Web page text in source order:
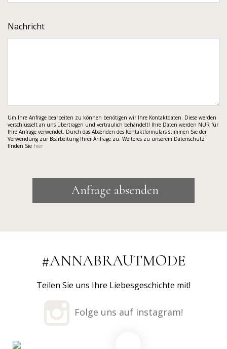
Nachricht
Um Ihre Anfrage bearbeiten zu können benötigen wir Ihre Kontaktdaten. Diese werden
verschlüsselt an uns übertragen und vertraulich behandelt! Ihre Daten werden NUR für
Ihre Anfrage verwendet. Durch das Absenden des Kontaktformulars stimmen Sie der
Verwendung zur Bearbeitung Ihrer Anfrage zu. Weiteres zu unserem Datenschutz
finden Sie hier
Anfrage absenden
#ANNABRAUTMODE
Teilen Sie uns Ihre Liebesgeschichte mit!
Folge uns auf instagram!